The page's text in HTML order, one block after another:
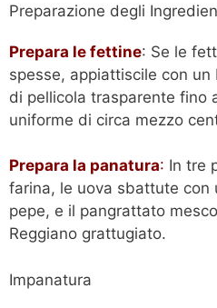
Preparazione degli
Prepara le fettine: Se le
spesse, appiattiscile con
di pellicola trasparente fino
uniforme di circa mezzo
Prepara la panatura: In tre
farina, le uova sbattute con
pepe, e il pangrattato
Reggiano grattugiato.
Impanatura